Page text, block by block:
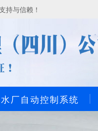
持与信赖！
水厂自动控制系统